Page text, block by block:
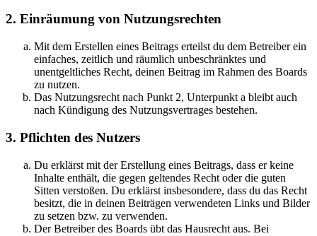
2. Einräumung von Nutzungsrechten
Mit dem Erstellen eines Beitrags erteilst du dem Betreiber ein
einfaches, zeitlich und räumlich unbeschränktes und
unentgeltliches Recht, deinen Beitrag im Rahmen des Boards
zu nutzen.
Das Nutzungsrecht nach Punkt 2, Unterpunkt a bleibt auch
nach Kündigung des Nutzungsvertrages bestehen.
3. Pflichten des Nutzers
Du erklärst mit der Erstellung eines Beitrags, dass er keine
Inhalte enthält, die gegen geltendes Recht oder die guten
Sitten verstoßen. Du erklärst insbesondere, dass du das Recht
besitzt, die in deinen Beiträgen verwendeten Links und Bilder
zu setzen bzw. zu verwenden.
Der Betreiber des Boards übt das Hausrecht aus. Bei